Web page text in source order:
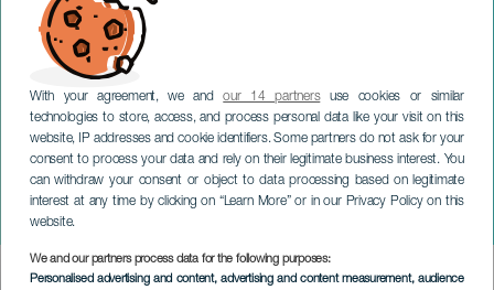
With your agreement, we andour 14 partnersuse cookies or similar
technologies to store, access, and process personal data like your visit on this
website, IP addresses and cookie identifiers. Some partners do not ask for your
consent to process your data and rely on their legitimate business interest. You
can withdraw your consent or object to data processing based on legitimate
interest at any time by clicking on “Learn More” or in our Privacy Policy on this
website.
We and our partners process data for the following purposes:
Personalised advertising and content, advertising and content measurement, audience
Salon de l'hygiène, de la
cosmétique et de la
beauté
LA PALMA
Imagen